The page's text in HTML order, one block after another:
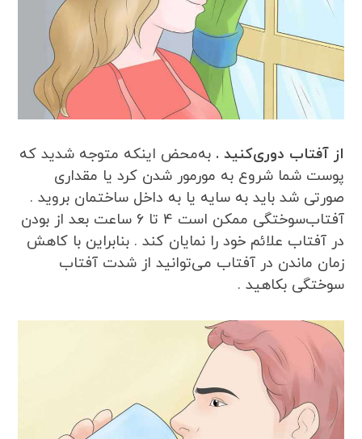
از آفتاب دوری‌کنید . به‌محض اینکه متوجه شدید که
پوست شما شروع به مورمور شدن کرد یا مقداری
صورتی شد باید به سایه یا به داخل ساختمان بروید .
آفتاب‌سوختگی ممکن است 4 تا 6 ساعت بعد از بودن
در آفتاب علائم خود را نمایان کند . بنابراین با کاهش
زمان ماندن در آفتاب می‌توانید از شدت آفتاب
سوختگی بکاهید .